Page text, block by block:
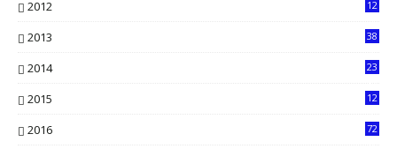
2012
12
2013
38
2014
23
2015
12
2016
72